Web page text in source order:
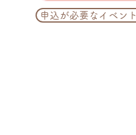
申込が必要なイベント